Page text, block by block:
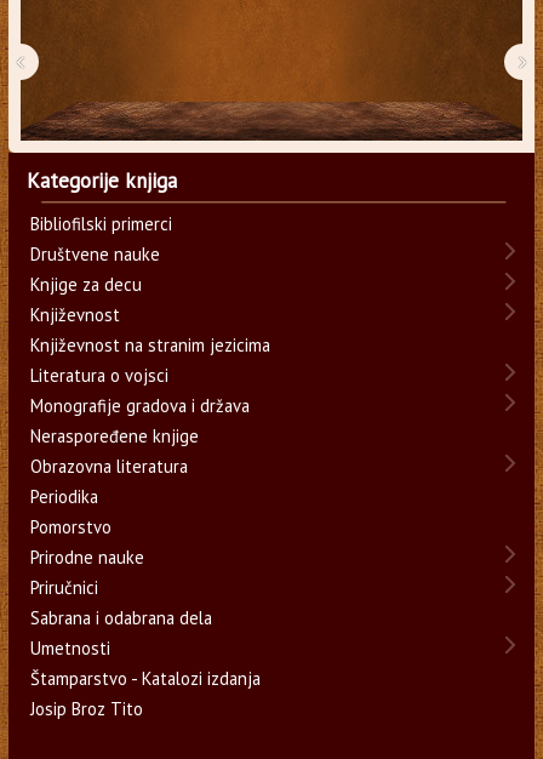
‹ ›
Kategorije knjiga
Bibliofilski primerci
Društvene nauke
Knjige za decu
Književnost
Književnost na stranim jezicima
Literatura o vojsci
Monografije gradova i država
Neraspoređene knjige
Obrazovna literatura
Periodika
Pomorstvo
Prirodne nauke
Priručnici
Sabrana i odabrana dela
Umetnosti
Štamparstvo - Katalozi izdanja
Josip Broz Tito